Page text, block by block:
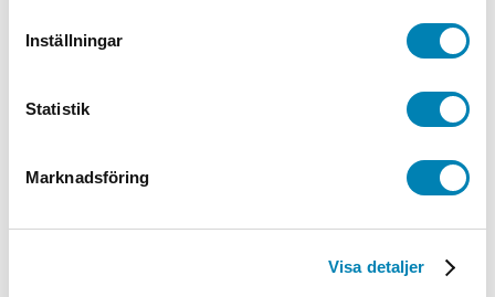
Inställningar
Statistik
Marknadsföring
Visa detaljer
olika alternativen kan väljas på produktsidan
Från:570,00
Välj
Den här produkten har flera varianter. De